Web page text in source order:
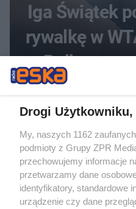
Iga Świątek
rywalkę w
Polka
ostatnią
Drogi Użytkowniku,
My, naszych 1162
podmioty z Grupy ZPR
przechowujemy informacje
przetwarzamy dane
identyfikatory, standardowe
urządzenie czy dane